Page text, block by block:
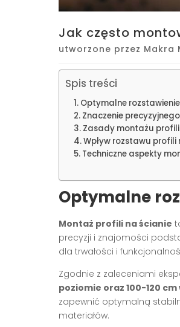
Jak często
utworzone przez Makra
Spis treści
Optymalne
Znaczenie
Zasady montażu
Wpływ rozstawu
Techniczne aspekty
Optymalne
Montaż profili na ścianie
precyzji i znajomości
dla trwałości i
Zgodnie z zaleceniami
poziomie oraz 100-120 cm
zapewnić optymalną
materiałów.